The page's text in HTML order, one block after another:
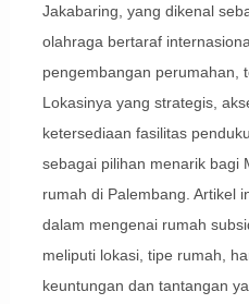
Jakabaring, yang dikenal
olahraga bertaraf
pengembangan perumahan,
Lokasinya yang strategis,
ketersediaan fasilitas
sebagai pilihan menarik bagi
rumah di Palembang. Artikel
dalam mengenai rumah
meliputi lokasi, tipe rumah,
keuntungan dan tantangan